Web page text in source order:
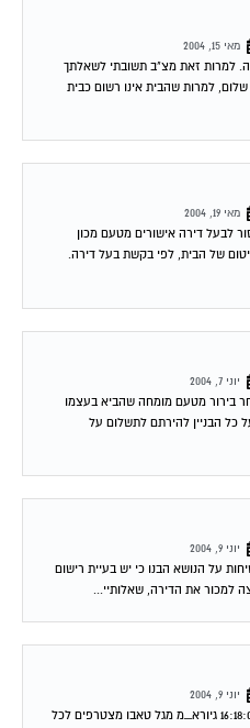
מאי 15, 2004
למרות זאת מצ"ב תשובתי לשאלתך
למרות שהבית אינו רשום כבית
מאי 19, 2004
לבעל דירה אישורים מטעם מכון
של הבית, לפי בקשת בעל דירה.
יוני 7, 2004
בירור מטעם מומחה שהביא בעצמו
כל הבניין להירתם לתשלום על
יוני 9, 2004
על הנושא הבנו כי יש בעיית רישום
למכור את הדירה, שאלותיי...
יוני 9, 2004
תודה על תשובתך העניינית 11-06-2004 16:18:00 גיורא_מ מגל טאבו מצטרפים לכל